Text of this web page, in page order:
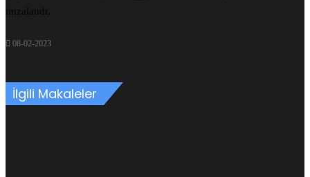
imzalandı.
08-02-2023
İlgili Makaleler